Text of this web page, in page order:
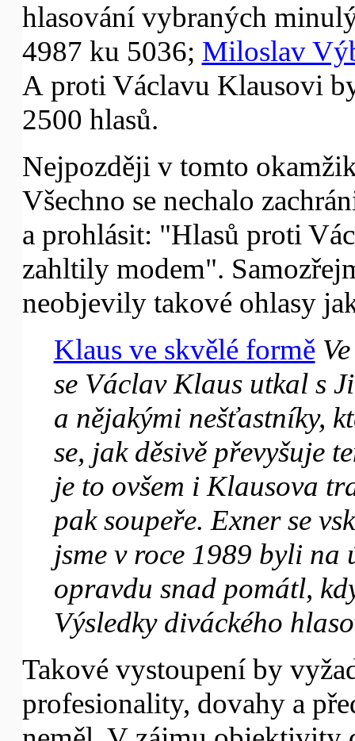
hlasování vybraných
4987 ku 5036; Miloslav
A proti Václavu Klausovi
2500 hlasů.
Nejpozději v tomto
Všechno se nechalo
a prohlásit: "Hlasů proti
zahltily modem".
neobjevily takové ohlasy
Klaus ve skvělé formě
se Václav Klaus utkal s
a nějakými nešťastníky,
se, jak děsivě převyšuje
je to ovšem i Klausova
pak soupeře. Exner se
jsme v roce 1989 byli na
opravdu snad pomátl,
Výsledky diváckého
Takové vystoupení by
profesionality, dovahy a